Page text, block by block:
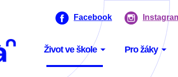
Facebook
Menu
navigace
Život ve škole Pro žáky